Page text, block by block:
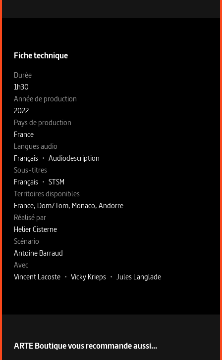
Fiche technique
Fiche technique section gauche
Durée
1h30
Année de production
2022
Pays de production
France
Langues audio
Français • Audiodescription
Sous-titres
Français • STSM
Territoires disponibles
France, Dom/Tom, Monaco, Andorre
Fiche technique section droite
Réalisé par
Helier Cisterne
Scénario
Antoine Barraud
Avec
Vincent Lacoste • Vicky Krieps • Jules Langlade
ARTE Boutique vous recommande aussi...